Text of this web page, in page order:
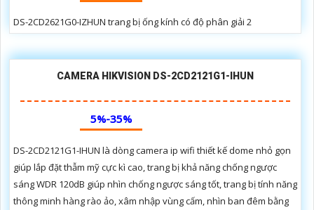
DS-2CD2621G0-IZHUN trang bị ống kính có độ phân giải 2
CAMERA HIKVISION DS-2CD2121G1-IHUN
5%-35%
DS-2CD2121G1-IHUN là dòng camera ip wifi thiết kế dome nhỏ gọn
giúp lắp đặt thẫm mỹ cực kì cao, trang bị khả năng chống ngược
sáng WDR 120dB giúp nhìn chống ngược sáng tốt, trang bị tính năng
thông minh hàng rào ảo, xâm nhập vùng cấm, nhìn ban đêm bằng